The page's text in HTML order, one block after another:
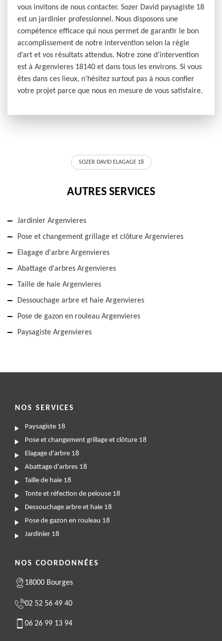
vous invitons de nous contacter. Sozer David paysagiste 18
est un jardinier professionnel. Nous disposons une
compétence efficace qui nous permet de garantir le bon
accomplissement de notre intervention selon la règle
d’art et vos résultats attendus. Notre zone d’intervention
est à Argenvieres 18140 et dans tous les environs. Si vous
êtes dans ces lieux, n’hésitez surtout pas à nous confier
votre projet parce que nous en mesure de vous satisfaire.
SOZER DAVID ELAGAGE 18
AUTRES SERVICES
Jardinier Argenvieres
Pose et changement grillage et clôture Argenvieres
Elagage d'arbre Argenvieres
Abattage d'arbres Argenvieres
Taille de haie Argenvieres
Dessouchage arbre et haie Argenvieres
Pose de gazon en rouleau Argenvieres
Paysagiste Argenvieres
NOS SERVICES
Paysagiste 18
Pose et changement grillage et clôture 18
Elagage d'arbre 18
Abattage d'arbres 18
Taille de haie 18
Tonte et réfection de pelouse 18
Dessouchage arbre et haie 18
Pose de gazon en rouleau 18
Jardinier 18
NOS COORDONNÉES
18000 Bourges
02 52 56 49 40
06 26 99 13 94